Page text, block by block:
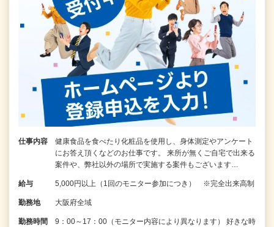
仕事内容
健康食品を食べたり化粧品を使用し、身体測定やアンケート
にお答え頂くなどのお仕事です。 来所が無くご自宅で出来る
案件や、弊社以外の場所で実施する案件もございます…
給与 5,000円以上（1回のモニター参加につき） ※完全出来高制
勤務地 大阪府全域
勤務時間
9：00～17：00（モニター内容により異なります） 好きな時